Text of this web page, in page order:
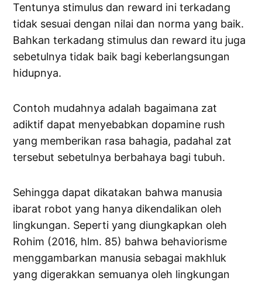
Tentunya stimulus dan reward ini terkadang
tidak sesuai dengan nilai dan norma yang baik.
Bahkan terkadang stimulus dan reward itu juga
sebetulnya tidak baik bagi keberlangsungan
hidupnya.
Contoh mudahnya adalah bagaimana zat
adiktif dapat menyebabkan dopamine rush
yang memberikan rasa bahagia, padahal zat
tersebut sebetulnya berbahaya bagi tubuh.
Sehingga dapat dikatakan bahwa manusia
ibarat robot yang hanya dikendalikan oleh
lingkungan. Seperti yang diungkapkan oleh
Rohim (2016, hlm. 85) bahwa behaviorisme
menggambarkan manusia sebagai makhluk
yang digerakkan semuanya oleh lingkungan